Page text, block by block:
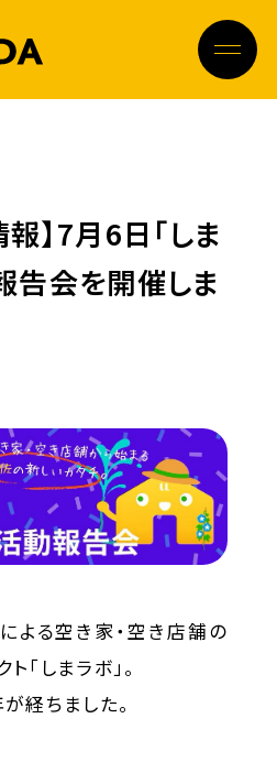
報】7月6日「しま
告会を開催しま
よる空き家・空き店舗の
「しまラボ」。
経ちました。